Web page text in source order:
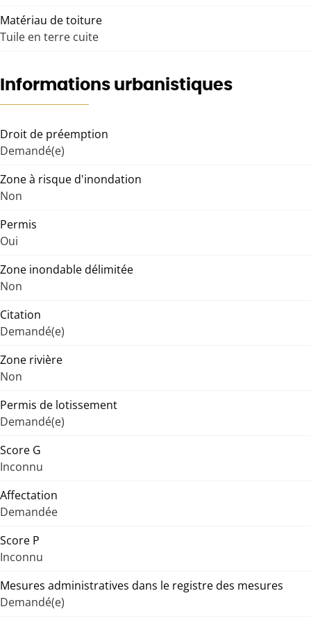
Matériau de toiture
Tuile en terre cuite
Informations urbanistiques
Droit de préemption
Demandé(e)
Zone à risque d'inondation
Non
Permis
Oui
Zone inondable délimitée
Non
Citation
Demandé(e)
Zone rivière
Non
Permis de lotissement
Demandé(e)
Score G
Inconnu
Affectation
Demandée
Score P
Inconnu
Mesures administratives dans le registre des mesures
Demandé(e)